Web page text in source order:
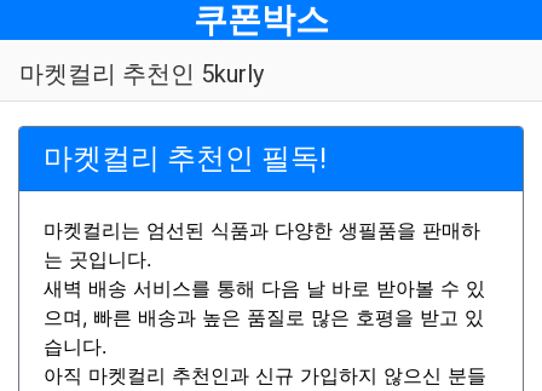
쿠폰박스
마켓컬리 추천인 5kurly
마켓컬리 추천인 필독!
마켓컬리는 엄선된 식품과 다양한 생필품을 판매하
는 곳입니다.
새벽 배송 서비스를 통해 다음 날 바로 받아볼 수 있
으며, 빠른 배송과 높은 품질로 많은 호평을 받고 있
습니다.
아직 마켓컬리 추천인과 신규 가입하지 않으신 분들